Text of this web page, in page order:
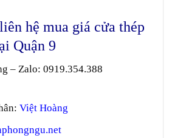
hệ mua giá cửa thép
Quận 9
– Zalo: 0919.354.388
Việt Hoàng